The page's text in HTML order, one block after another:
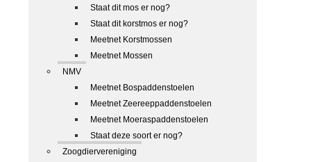
Staat dit mos er nog?
Staat dit korstmos er nog?
Meetnet Korstmossen
Meetnet Mossen
NMV
Meetnet Bospaddenstoelen
Meetnet Zeereeppaddenstoelen
Meetnet Moeraspaddenstoelen
Staat deze soort er nog?
Zoogdiervereniging